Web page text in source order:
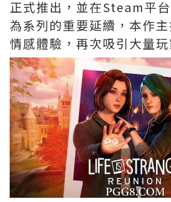
正式推出，並在Steam平
為系列的重要延續，本作
情感體驗，再次吸引大量玩